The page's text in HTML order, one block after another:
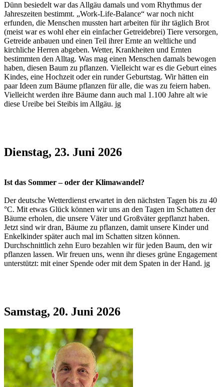
Dünn besiedelt war das Allgäu damals und vom Rhythmus der
Jahreszeiten bestimmt. „Work-Life-Balance“ war noch nicht
erfunden, die Menschen mussten hart arbeiten für ihr täglich Brot
(meist war es wohl eher ein einfacher Getreidebrei) Tiere versorgen,
Getreide anbauen und einen Teil ihrer Ernte an weltliche und
kirchliche Herren abgeben. Wetter, Krankheiten und Ernten
bestimmten den Alltag. Was mag einen Menschen damals bewogen
haben, diesen Baum zu pflanzen. Vielleicht war es die Geburt eines
Kindes, eine Hochzeit oder ein runder Geburtstag. Wir hätten ein
paar Ideen zum Bäume pflanzen für alle, die was zu feiern haben.
Vielleicht werden ihre Bäume dann auch mal 1.100 Jahre alt wie
diese Ureibe bei Steibis im Allgäu. jg
Dienstag, 23. Juni 2026
Ist das Sommer – oder der Klimawandel?
Der deutsche Wetterdienst erwartet in den nächsten Tagen bis zu 40
°C. Mit etwas Glück können wir uns an den Tagen im Schatten der
Bäume erholen, die unsere Väter und Großväter gepflanzt haben.
Jetzt sind wir dran, Bäume zu pflanzen, damit unsere Kinder und
Enkelkinder später auch mal im Schatten sitzen können.
Durchschnittlich zehn Euro bezahlen wir für jeden Baum, den wir
pflanzen lassen. Wir freuen uns, wenn ihr dieses grüne Engagement
unterstützt: mit einer Spende oder mit dem Spaten in der Hand. jg
Samstag, 20. Juni 2026